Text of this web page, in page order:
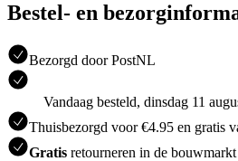
Bestel- en
Bezorgd door PostNL
Vandaag besteld, dinsdag 11
Thuisbezorgd voor €4.95 en gratis
Gratis retourneren in de bouwmarkt